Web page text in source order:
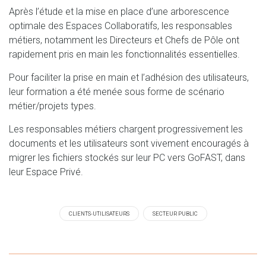
Après l’étude et la mise en place d’une arborescence
optimale des Espaces Collaboratifs, les responsables
métiers, notamment les Directeurs et Chefs de Pôle ont
rapidement pris en main les fonctionnalités essentielles.
Pour faciliter la prise en main et l’adhésion des utilisateurs,
leur formation a été menée sous forme de scénario
métier/projets types.
Les responsables métiers chargent progressivement les
documents et les utilisateurs sont vivement encouragés à
migrer les fichiers stockés sur leur PC vers GoFAST, dans
leur Espace Privé.
CLIENTS-UTILISATEURS SECTEUR PUBLIC